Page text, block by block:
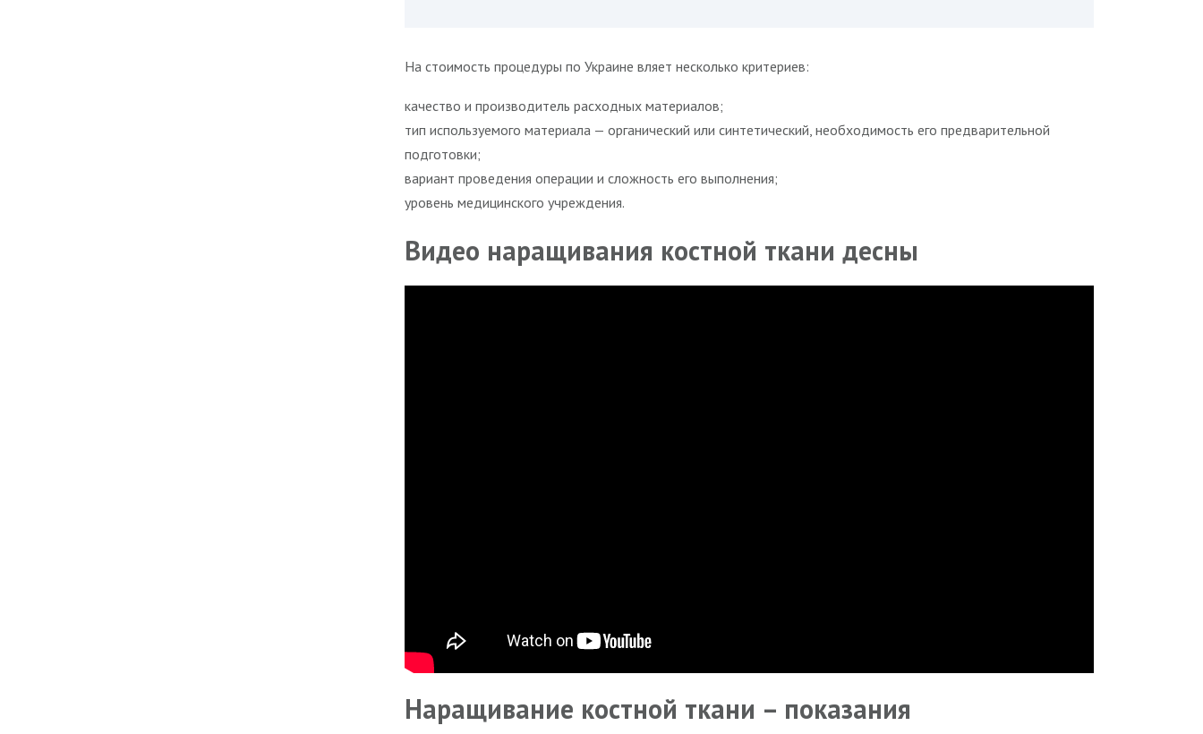
На стоимость процедуры по Украине вляет несколько критериев:
качество и производитель расходных материалов;
тип используемого материала — органический или синтетический, необходимость его предварительной
подготовки;
вариант проведения операции и сложность его выполнения;
уровень медицинского учреждения.
Видео наращивания костной ткани десны
Наращивание костной ткани – показания